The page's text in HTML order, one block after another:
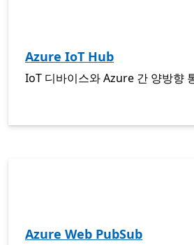
Azure IoT Hub
IoT 디바이스와 Azure 간 양방향
Azure Web PubSub